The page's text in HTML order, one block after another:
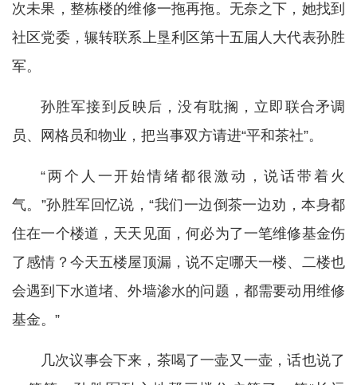
次未果，整栋楼的维修一拖再拖。无奈之下，她找到
社区党委，辗转联系上垦利区第十五届人大代表孙胜
军。
孙胜军接到反映后，没有耽搁，立即联合矛调
员、网格员和物业，把当事双方请进“平和茶社”。
“两个人一开始情绪都很激动，说话带着火
气。”孙胜军回忆说，“我们一边倒茶一边劝，本身都
住在一个楼道，天天见面，何必为了一笔维修基金伤
了感情？今天五楼屋顶漏，说不定哪天一楼、二楼也
会遇到下水道堵、外墙渗水的问题，都需要动用维修
基金。”
几次议事会下来，茶喝了一壶又一壶，话也说了